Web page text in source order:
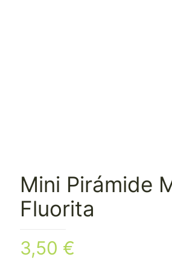
Mini Pirámide
Fluorita
3,50 €